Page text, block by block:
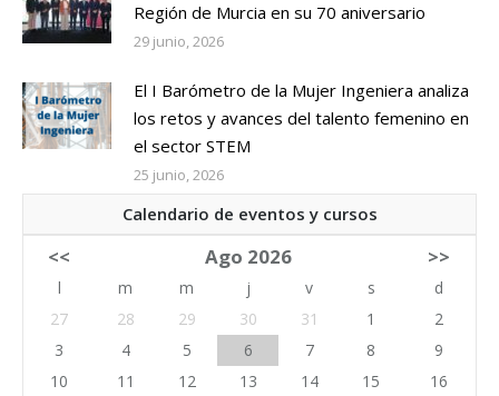
Región de Murcia en su 70 aniversario
29 junio, 2026
El I Barómetro de la Mujer Ingeniera analiza
los retos y avances del talento femenino en
el sector STEM
25 junio, 2026
Calendario de eventos y cursos
<< Ago 2026 >>
l m m j v s
d
27
28 29 30 31 1
2
3
4 5 6 7 8
9
10
11 12 13 14 15
16